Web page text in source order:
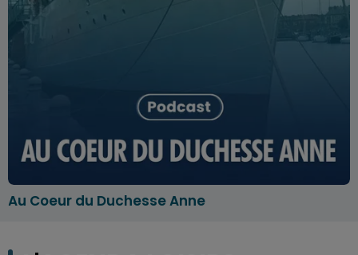
Au Coeur du Duchesse Anne